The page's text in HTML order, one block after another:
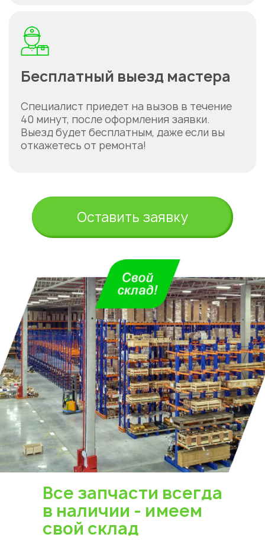
Бесплатный выезд мастера
Специалист приедет на вызов в течение
40 минут, после оформления заявки.
Выезд будет бесплатным, даже если вы
откажетесь от ремонта!
Оставить заявку
Все запчасти всегда
в наличии - имеем
свой склад
Укажите из какого вы
города
Астана